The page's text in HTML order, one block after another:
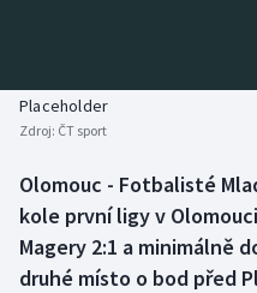
Biatlon
Box
Curling
Aplikace ČT sport
Placeholder
Zdroj: ČT sport
Olomouc - Fotbalisté
kole první ligy v
Magery 2:1 a minimálně
druhé místo o bod před